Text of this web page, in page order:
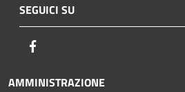
SEGUICI SU
AMMINISTRAZIONE